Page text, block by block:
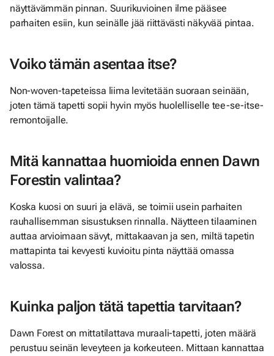
näyttävämmän pinnan. Suurikuvioinen ilme pääsee
parhaiten esiin, kun seinälle jää riittävästi näkyvää pintaa.
Voiko tämän asentaa itse?
Non-woven-tapeteissa liima levitetään suoraan seinään,
joten tämä tapetti sopii hyvin myös huolelliselle tee-se-itse-
remontoijalle.
Mitä kannattaa huomioida ennen Dawn
Forestin valintaa?
Koska kuosi on suuri ja elävä, se toimii usein parhaiten
rauhallisemman sisustuksen rinnalla. Näytteen tilaaminen
auttaa arvioimaan sävyt, mittakaavan ja sen, miltä tapetin
mattapinta tai kevyesti kuvioitu pinta näyttää omassa
valossa.
Kuinka paljon tätä tapettia tarvitaan?
Dawn Forest on mittatilattava muraali-tapetti, joten määrä
perustuu seinän leveyteen ja korkeuteen. Mittaan kannattaa